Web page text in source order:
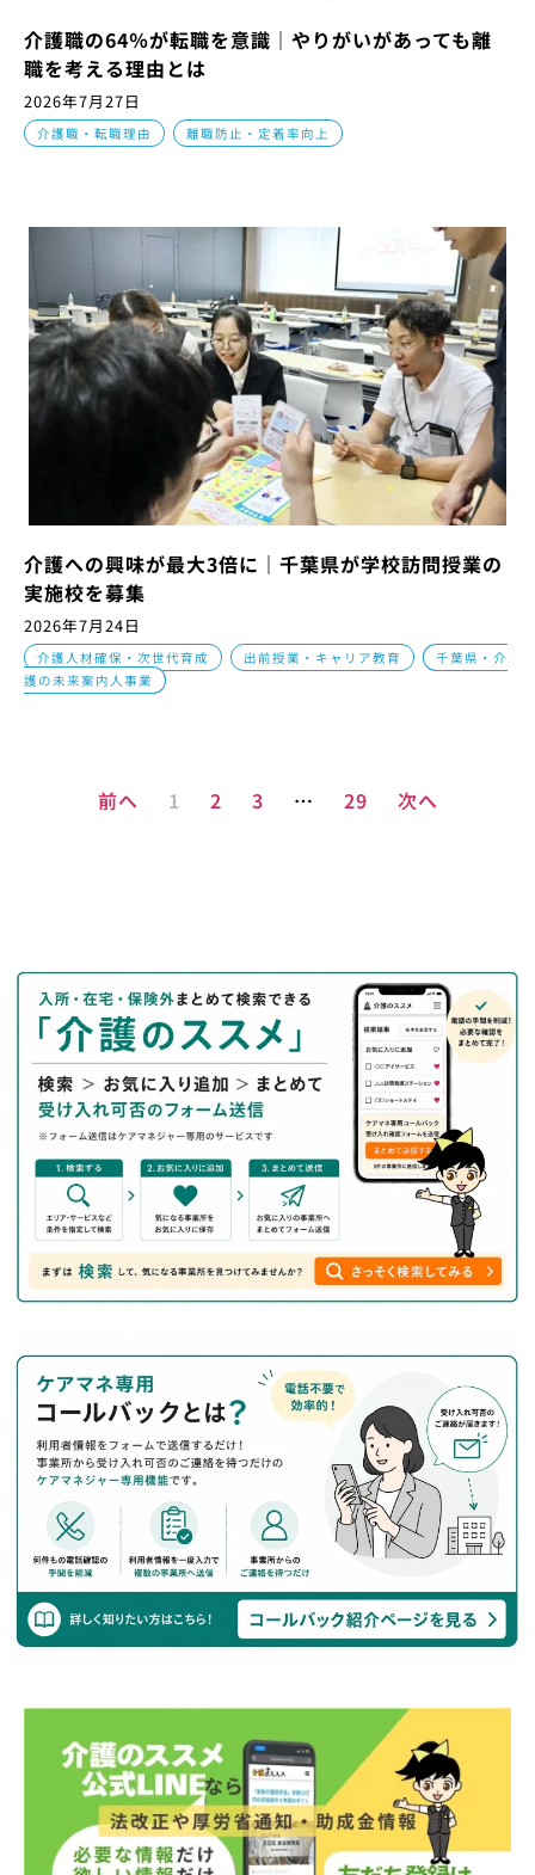
介護職の64％が転職を意識｜やりがいがあっても離
職を考える理由とは
2026年7月27日
介護職・転職理由 , 離職防止・定着率向上
介護への興味が最大3倍に｜千葉県が学校訪問授業の
実施校を募集
2026年7月24日
介護人材確保・次世代育成 , 出前授業・キャリア教育 ,
千葉県・介
護の未来案内人事業
前へ 1 2 3 … 29 次へ